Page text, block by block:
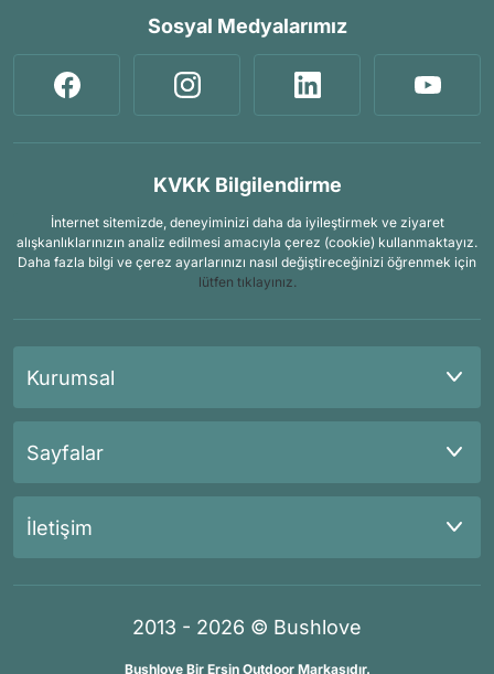
Sosyal Medyalarımız
KVKK Bilgilendirme
İnternet sitemizde, deneyiminizi daha da iyileştirmek ve ziyaret
alışkanlıklarınızın analiz edilmesi amacıyla çerez (cookie) kullanmaktayız.
Daha fazla bilgi ve çerez ayarlarınızı nasıl değiştireceğinizi öğrenmek için
lütfen tıklayınız.
Kurumsal
Sayfalar
İletişim
2013 - 2026 © Bushlove
Bushlove Bir Ersin Outdoor Markasıdır.